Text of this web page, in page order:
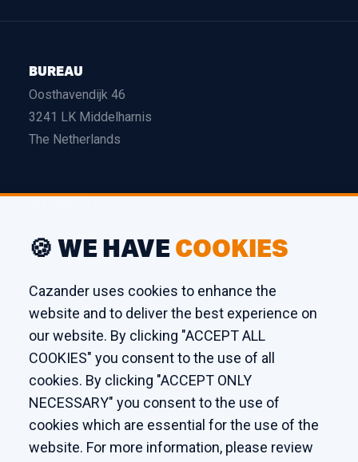
BUREAU
Oosthavendijk 46
3241 LK Middelharnis
The Netherlands
3241 LS Middelharnis
ATELIER
Kaagstraat 7
8102 GZ Raalte
The Netherlands
🍪 WE HAVECOOKIES
Cazander uses cookies to enhance the
website and to deliver the best experience on
our website. By clicking "ACCEPT ALL
COOKIES" you consent to the use of all
cookies. By clicking "ACCEPT ONLY
NECESSARY" you consent to the use of
cookies which are essential for the use of the
website. For more information, please review